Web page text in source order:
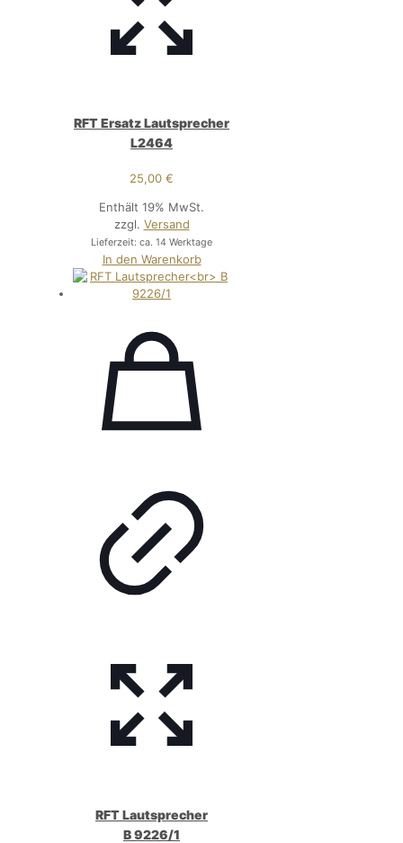
RFT Ersatz Lautsprecher
L2464
25,00€
Enthält 19% MwSt.
zzgl. Versand
Lieferzeit: ca. 14 Werktage
In den Warenkorb
RFT Lautsprecher
B 9226/1